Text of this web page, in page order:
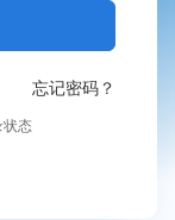
忘记密码？
状态